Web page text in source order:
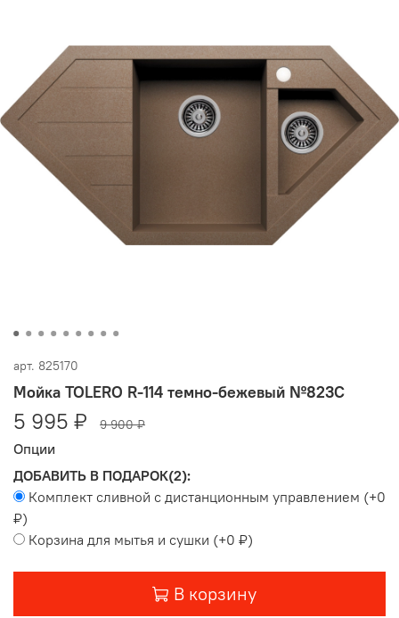
арт. 825170
Мойка TOLERO R-114 темно-бежевый №823С
5 995 ₽ 9 900 ₽
Опции
ДОБАВИТЬ В ПОДАРОК(2):
Комплект сливной с дистанционным управлением (+0
₽)
Корзина для мытья и сушки (+0 ₽)
В корзину